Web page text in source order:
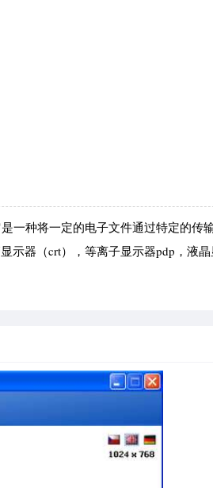
一种将一定的电子文件通过特定的传
示器（crt），等离子显示器pdp，液